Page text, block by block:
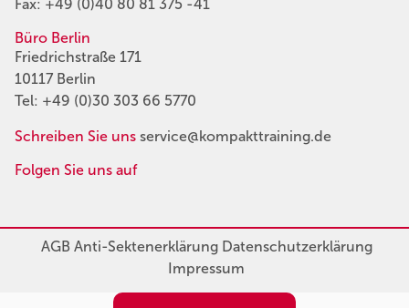
Fax: +49 (0)40 80 81 375 -41
Büro Berlin
Friedrichstraße 171
10117 Berlin
Tel: +49 (0)30 303 66 5770
Schreiben Sie uns service@kompakttraining.de
Folgen Sie uns auf
AGBAnti-SektenerklärungDatenschutzerklärung
Impressum